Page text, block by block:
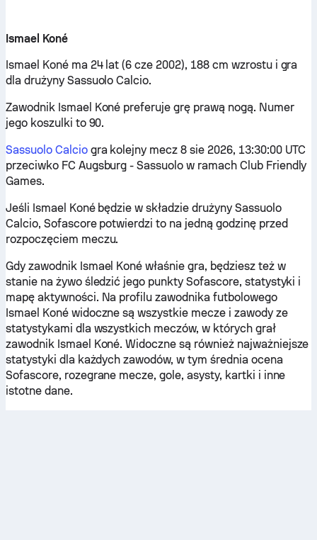
Ismael Koné
Ismael Koné ma 24 lat (6 cze 2002), 188 cm wzrostu i gra
dla drużyny Sassuolo Calcio.
Zawodnik Ismael Koné preferuje grę prawą nogą. Numer
jego koszulki to 90.
Sassuolo Calciogra kolejny mecz 8 sie 2026, 13:30:00 UTC
przeciwko FC Augsburg - Sassuolo w ramach Club Friendly
Games.
Jeśli Ismael Koné będzie w składzie drużyny Sassuolo
Calcio, Sofascore potwierdzi to na jedną godzinę przed
rozpoczęciem meczu.
Gdy zawodnik Ismael Koné właśnie gra, będziesz też w
stanie na żywo śledzić jego punkty Sofascore, statystyki i
mapę aktywności. Na profilu zawodnika futbolowego
Ismael Koné widoczne są wszystkie mecze i zawody ze
statystykami dla wszystkich meczów, w których grał
zawodnik Ismael Koné. Widoczne są również najważniejsze
statystyki dla każdych zawodów, w tym średnia ocena
Sofascore, rozegrane mecze, gole, asysty, kartki i inne
istotne dane.